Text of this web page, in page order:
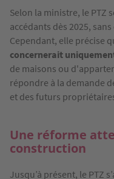
Selon la ministre, le PTZ
accédants dès 2025,
Cependant, elle précise
concernerait
de maisons ou
répondre à la demande
et des futurs
Une réforme
construction
Jusqu’à présent, le PTZ